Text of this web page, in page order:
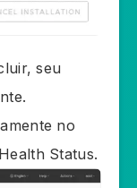
seu
no
Status.